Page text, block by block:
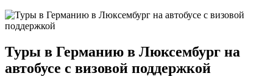
Туры в Германию в Люксембург на
автобусе с визовой поддержкой